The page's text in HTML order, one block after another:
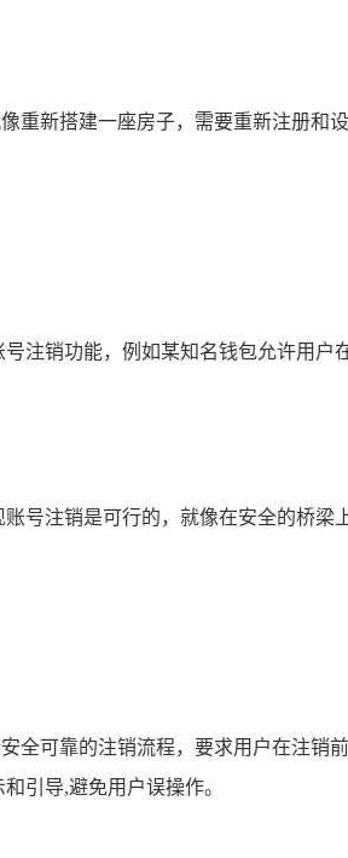
重新搭建一座房子，需要重新注册
注销功能，例如某知名钱包允许用
号注销是可行的，就像在安全的桥
全可靠的注销流程，要求用户在注
引导,避免用户误操作。